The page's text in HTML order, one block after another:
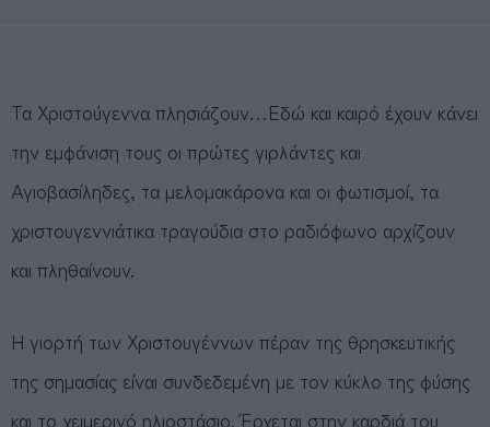
Τα Χριστούγεννα πλησιάζουν…Εδώ και καιρό έχουν κάνει
την εμφάνιση τους οι πρώτες γιρλάντες και
Αγιοβασίληδες, τα μελομακάρονα και οι φωτισμοί, τα
χριστουγεννιάτικα τραγούδια στο ραδιόφωνο αρχίζουν
και πληθαίνουν.
Η γιορτή των Χριστουγέννων πέραν της θρησκευτικής
της σημασίας είναι συνδεδεμένη με τον κύκλο της φύσης
και το χειμερινό ηλιοστάσιο. Έρχεται στην καρδιά του